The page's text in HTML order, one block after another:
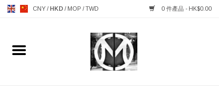
CNY / HKD / MOP /TWD 0 件產品 - HK$0.00
主頁